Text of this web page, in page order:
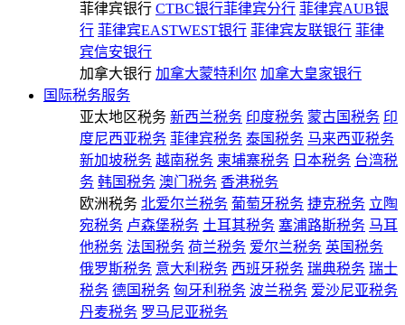
菲律宾银行 CTBC银行菲律宾分行 菲律宾AUB银
行 菲律宾EASTWEST银行 菲律宾友联银行 菲律
宾信安银行
加拿大银行 加拿大蒙特利尔 加拿大皇家银行
国际税务服务
亚太地区税务 新西兰税务 印度税务 蒙古国税务 印
度尼西亚税务 菲律宾税务 泰国税务 马来西亚税务
新加坡税务 越南税务 柬埔寨税务 日本税务 台湾税
务 韩国税务 澳门税务 香港税务
欧洲税务 北爱尔兰税务 葡萄牙税务 捷克税务 立陶
宛税务 卢森堡税务 土耳其税务 塞浦路斯税务 马耳
他税务 法国税务 荷兰税务 爱尔兰税务 英国税务
俄罗斯税务 意大利税务 西班牙税务 瑞典税务 瑞士
税务 德国税务 匈牙利税务 波兰税务 爱沙尼亚税务
丹麦税务 罗马尼亚税务